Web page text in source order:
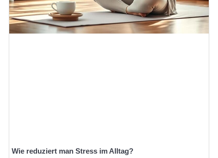
Wie reduziert man Stress im Alltag?